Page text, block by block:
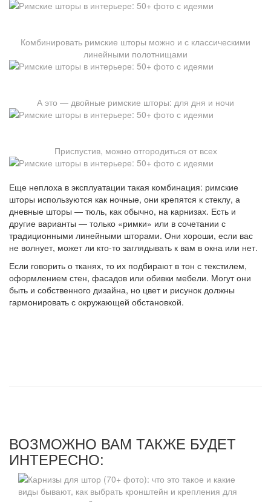
Комбинировать римские шторы можно и с классическими
линейными полотнищами
А это — двойные римские шторы: для дня и ночи
Приспустив, можно отгородиться от всех
Еще неплоха в эксплуатации такая комбинация: римские
шторы используются как ночные, они крепятся к стеклу, а
дневные шторы — тюль, как обычно, на карнизах. Есть и
другие варианты — только «римки» или в сочетании с
традиционными линейными шторами. Они хороши, если вас
не волнует, может ли кто-то заглядывать к вам в окна или нет.
Если говорить о тканях, то их подбирают в тон с текстилем,
оформлением стен, фасадов или обивки мебели. Могут они
быть и собственного дизайна, но цвет и рисунок должны
гармонировать с окружающей обстановкой.
ВОЗМОЖНО ВАМ ТАКЖЕ БУДЕТ
ИНТЕРЕСНО: